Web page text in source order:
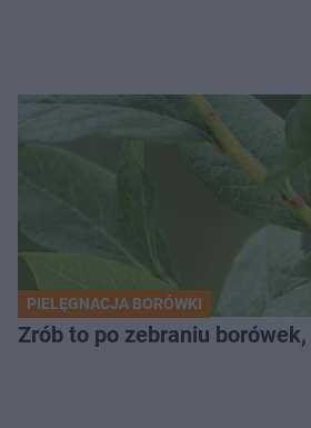
PIELĘGNACJA BORÓWKI
Zrób to po zebraniu